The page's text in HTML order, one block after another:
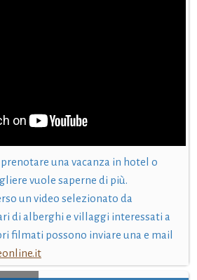
una vacanza in hotel o
vuole saperne di più.
un video selezionato da
di alberghi e villaggi interessati a
filmati possono inviare una e mail